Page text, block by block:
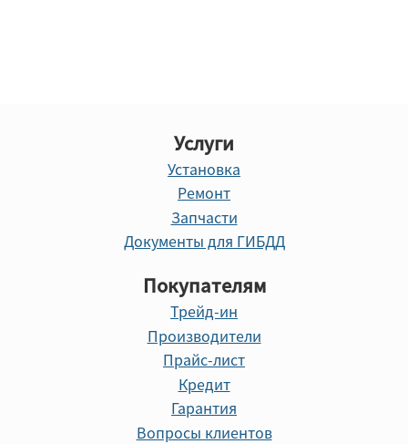
Услуги
Установка
Ремонт
Запчасти
Документы для ГИБДД
Покупателям
Трейд-ин
Производители
Прайс-лист
Кредит
Гарантия
Вопросы клиентов